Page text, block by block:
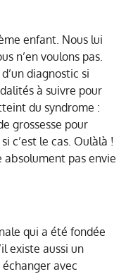
enfant. Nous lui
n’en voulons pas.
diagnostic si
à suivre pour
du syndrome :
grossesse pour
c’est le cas. Oulàlà !
absolument pas envie
qui a été fondée
existe aussi un
avec